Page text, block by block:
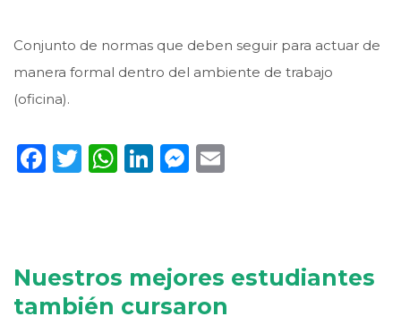
Conjunto de normas que deben seguir para actuar de
manera formal dentro del ambiente de trabajo
(oficina).
Facebook
Twitter
WhatsApp
LinkedIn
Messenger
Nuestros mejores estudiantes
también cursaron